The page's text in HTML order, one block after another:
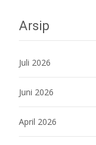
Arsip
Juli 2026
Juni 2026
April 2026